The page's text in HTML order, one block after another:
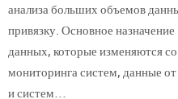
анализа больших объемов
привязку. Основное
данных, которые изменяются
мониторинга систем, данные
и систем…